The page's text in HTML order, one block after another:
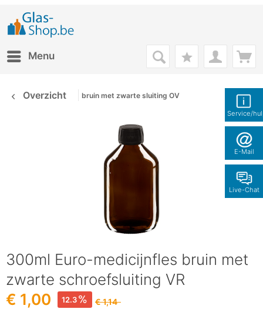
Service/
E-Mail
Live-Chat
Menu
Overzicht bruin met zwarte sluiting OV
300ml Euro-medicijnfles bruin met
zwarte schroefsluiting VR
€ 1,00
12.3
€ 1,14